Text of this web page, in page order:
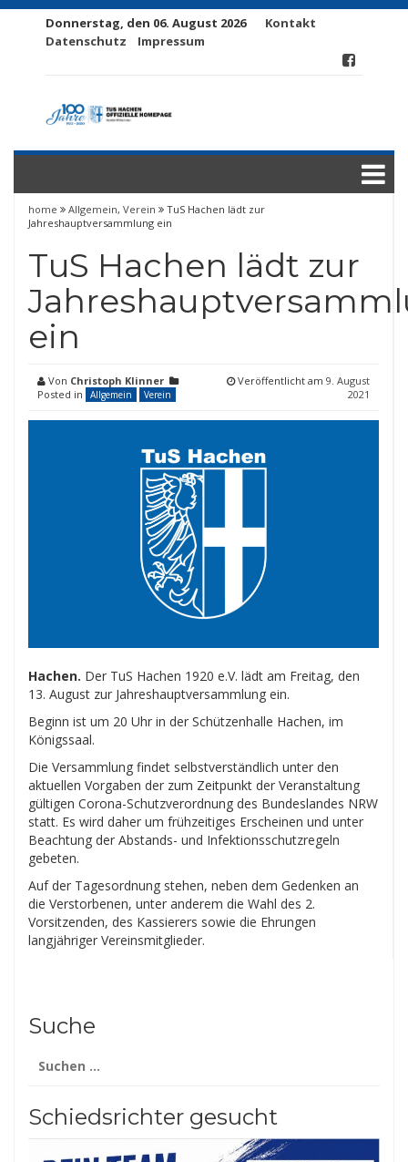
Donnerstag, den 06. August 2026
Kontakt
Datenschutz
Impressum
home Allgemein, Verein
TuS Hachen lädt zur
Jahreshauptversammlung ein
TuS Hachen lädt zur
ein
Von Christoph Klinner
Posted in
Allgemein Verein
Veröffentlicht am 9. August
2021
Hachen. Der TuS Hachen 1920 e.V. lädt am Freitag, den
13. August zur Jahreshauptversammlung ein.
Beginn ist um 20 Uhr in der Schützenhalle Hachen, im
Königssaal.
Die Versammlung findet selbstverständlich unter den
aktuellen Vorgaben der zum Zeitpunkt der Veranstaltung
gültigen Corona-Schutzverordnung des Bundeslandes NRW
statt. Es wird daher um frühzeitiges Erscheinen und unter
Beachtung der Abstands- und Infektionsschutzregeln
gebeten.
Auf der Tagesordnung stehen, neben dem Gedenken an
die Verstorbenen, unter anderem die Wahl des 2.
Vorsitzenden, des Kassierers sowie die Ehrungen
langjähriger Vereinsmitglieder.
Suche
nach:
Schiedsrichter gesucht